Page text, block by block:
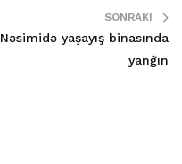
SONRAKI
Nəsimidə yaşayış binasında
yanğın